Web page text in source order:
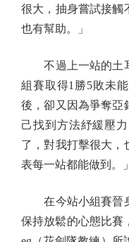
很大，抽身嘗試接觸
也有幫助。」
不過上一站的土耳
組賽取得1勝5敗未
後，卻又因為爭奪亞
己找到方法紓緩壓
了，對我打擊很大，
表每一站都能做到。」
在今站小組賽晉身
保持放鬆的心態比賽